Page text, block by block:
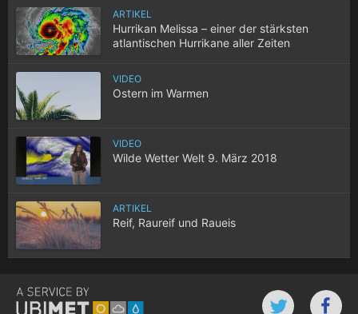
ARTIKEL
Hurrikan Melissa – einer der stärksten
atlantischen Hurrikane aller Zeiten
VIDEO
Ostern im Warmen
VIDEO
Wilde Wetter Welt 9. März 2018
ARTIKEL
Reif, Raureif und Raueis